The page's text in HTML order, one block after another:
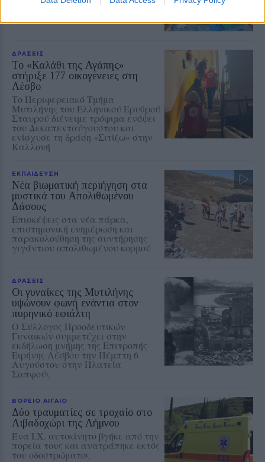
ΔΡΑΣΕΙΣ
Το «Καλάθι της Αγάπης»
στήριξε 177 οικογένειες στη
Λέσβο
Το Περιφερειακό Τμήμα
Μυτιλήνης του Ελληνικού Ερυθρού
Σταυρού διένειμε τρόφιμα ενόψει
του Δεκαπενταύγουστου και
ενίσχυσε τη δράση «Σιτίζω» στην
Καλλονή
ΕΚΠΑΙΔΕΥΣΗ
Νέα βιωματική περιήγηση στα
μυστικά του Απολιθωμένου
Δάσους
Επισκέψεις στα νέα πάρκα,
επιστημονική ενημέρωση και
παρακολούθηση της συντήρησης
γιγάντιου απολιθωμένου κορμού
ΔΡΑΣΕΙΣ
Οι γυναίκες της Μυτιλήνης
υψώνουν φωνή ενάντια στον
πυρηνικό εφιάλτη
Ο Σύλλογος Προοδευτικών
Γυναικών συμμετέχει στην
εκδήλωση μνήμης της Επιτροπής
Ειρήνης Λέσβου την Πέμπτη 6
Αυγούστου στην Πλατεία
Σαπφούς
ΒΟΡΕΙΟ ΑΙΓΑΙΟ
Δύο τραυματίες σε τροχαίο στο
Λιβαδοχώρι της Λήμνου
Ένα Ι.Χ. αυτοκίνητο βγήκε από την
πορεία τους και ανατράπηκε εκτός
του οδοστρώματος